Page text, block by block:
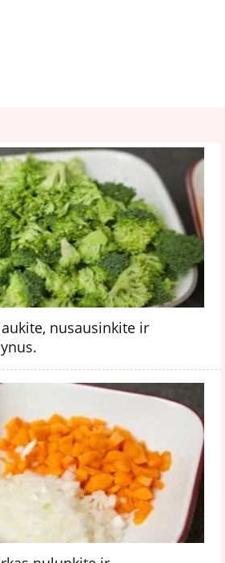
nusausinkite ir